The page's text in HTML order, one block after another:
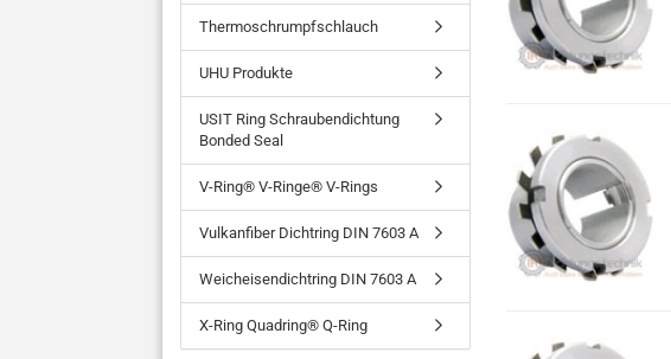
Thermoschrumpfschlauch
UHU Produkte
USIT Ring Schraubendichtung
Bonded Seal
V-Ring® V-Ringe® V-Rings
Vulkanfiber Dichtring DIN 7603 A
Weicheisendichtring DIN 7603 A
X-Ring Quadring® Q-Ring